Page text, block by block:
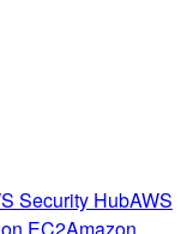
Security HubAWS
EC2Amazon